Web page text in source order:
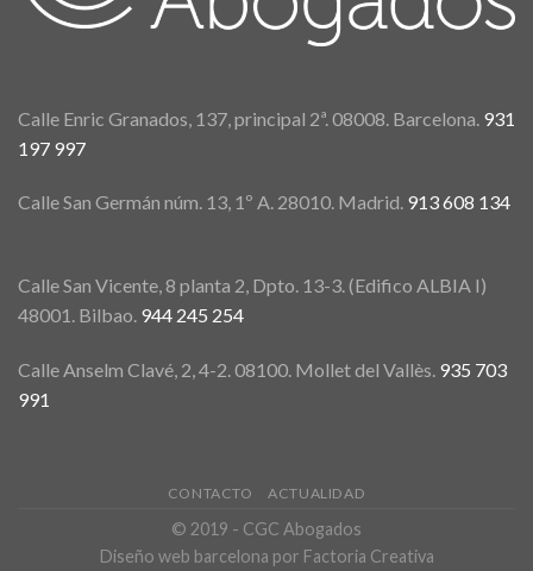
Calle Enric Granados, 137, principal 2ª. 08008. Barcelona. 931
197 997
Calle San Germán núm. 13, 1º A. 28010. Madrid. 913 608 134
Calle San Vicente, 8 planta 2, Dpto. 13-3. (Edifico ALBIA I)
48001. Bilbao. 944 245 254
Calle Anselm Clavé, 2, 4-2. 08100. Mollet del Vallès. 935 703
991
CONTACTO ACTUALIDAD
© 2019 - CGC Abogados
Diseño web barcelona por Factoria Creativa